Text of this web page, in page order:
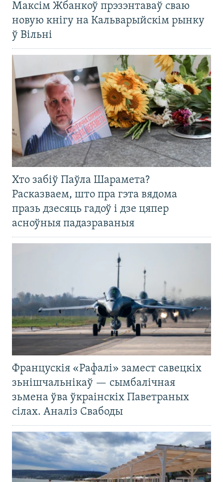
Максім Жбанкоў прэзэнтаваў сваю
новую кнігу на Кальварыйскім рынку
ў Вільні
Хто забіў Паўла Шарамета?
Расказваем, што пра гэта вядома
празь дзесяць гадоў і дзе цяпер
асноўныя падазраваныя
Францускія «Рафалі» замест савецкіх
зьнішчальнікаў — сымбалічная
зьмена ўва ўкраінскіх Паветраных
сілах. Аналіз Свабоды